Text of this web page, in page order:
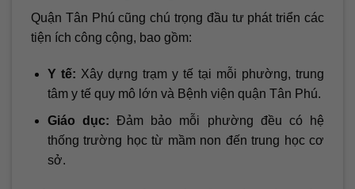
Quận Tân Phú cũng chú trọng đầu tư phát triển các
tiện ích công cộng, bao gồm:
Y tế: Xây dựng trạm y tế tại mỗi phường, trung
tâm y tế quy mô lớn và Bệnh viện quận Tân Phú.
Giáo dục: Đảm bảo mỗi phường đều có hệ
thống trường học từ mầm non đến trung học cơ
sở.